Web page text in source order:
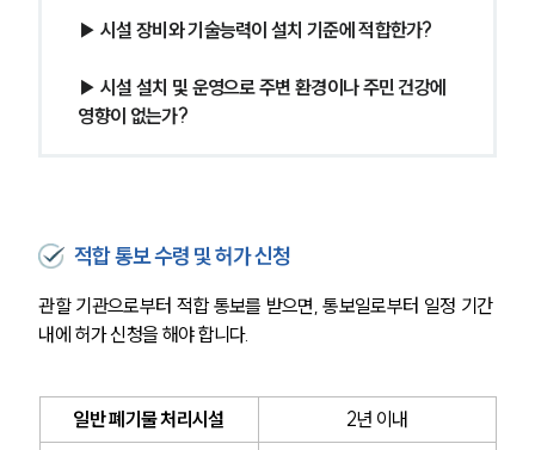
▶ 시설 장비와 기술능력이 설치 기준에 적합한가?
▶ 시설 설치 및 운영으로 주변 환경이나 주민 건강에
영향이 없는가?
적합 통보 수령 및 허가 신청
관할 기관으로부터 적합 통보를 받으면, 통보일로부터 일정 기간
내에 허가 신청을 해야 합니다.
일반 폐기물 처리시설
2년 이내